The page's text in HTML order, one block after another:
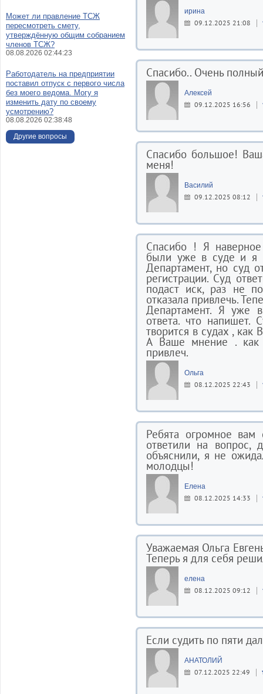
ирина
09.12.2025 21:08
Спасибо.. Очень
Алексей
09.12.2025 16:56
Спасибо большое!
меня!
Василий
09.12.2025 08:12
Спасибо ! Я
были уже в суде и я
Департамент, но суд
регистрации. Суд
подаст иск, раз не
отказала привлечь.
Департамент. Я уже
ответа. что напишет.
творится в судах ,
А Ваше мнение . как
привлеч.
Ольга
08.12.2025 22:43
Ребята огромное вам
ответили на вопрос,
объяснили, я не
молодцы!
Елена
08.12.2025 14:33
Уважаемая Ольга
Теперь я для себя
елена
08.12.2025 09:12
Если судить по пяти
АНАТОЛИЙ
07.12.2025 22:49
Может ли правление ТСЖ
пересмотреть смету,
утверждённую общим собранием
членов ТСЖ?
08.08.2026 02:44:23
Работодатель на предприятии
поставил отпуск с первого числа
без моего ведома. Могу я
изменить дату по своему
усмотрению?
08.08.2026 02:38:48
Другие вопросы